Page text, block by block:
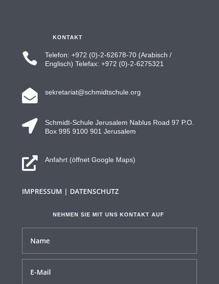
KONTAKT

Telefon: +972 (0)-2-62678-70 (Arabisch /
Englisch) Telefax: +972 (0)-2-6275321
 sekretariat@schmidtschule.org

Schmidt-Schule Jerusalem Nablus Road 97 P.O.
Box 995 9100 901 Jerusalem
 Anfahrt (öffnet Google Maps)
IMPRESSUM | DATENSCHUTZ
NEHMEN SIE MIT UNS KONTAKT AUF